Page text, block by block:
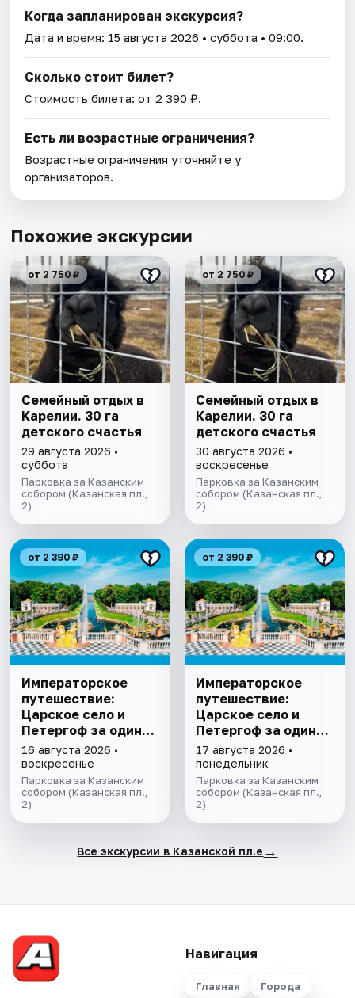
Когда запланирован экскурсия?
Дата и время: 15 августа 2026 • суббота • 09:00.
Сколько стоит билет?
Стоимость билета: от 2 390 ₽.
Есть ли возрастные ограничения?
Возрастные ограничения уточняйте у
организаторов.
Похожие экскурсии
от 2 750 ₽
Семейный отдых в
Карелии. 30 га
детского счастья
29 августа 2026 •
суббота
Парковка за Казанским
собором (Казанская пл.,
2)
от 2 750 ₽
Семейный отдых в
Карелии. 30 га
детского счастья
30 августа 2026 •
воскресенье
Парковка за Казанским
собором (Казанская пл.,
2)
от 2 390 ₽
Императорское
путешествие:
Царское село и
Петергоф за один
день
16 августа 2026 •
воскресенье
Парковка за Казанским
собором (Казанская пл.,
2)
от 2 390 ₽
Императорское
путешествие:
Царское село и
Петергоф за один
день
17 августа 2026 •
понедельник
Парковка за Казанским
собором (Казанская пл.,
2)
Все экскурсии в Казанской пл.е →
Навигация
Главная Города